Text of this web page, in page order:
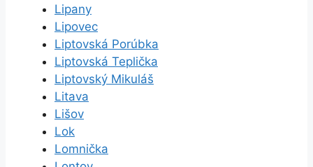
Lipany
Lipovec
Liptovská Porúbka
Liptovská Teplička
Liptovský Mikuláš
Litava
Lišov
Lok
Lomnička